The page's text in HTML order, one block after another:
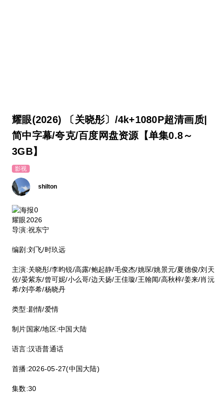
耀眼(2026) 〔关晓彤〕/4k+1080P超清画质|
简中字幕/夸克/百度网盘资源【单集0.8～
3GB】
影视
shilton
耀眼2026
导演:祝东宁
编剧:刘飞/时玖远
主演:关晓彤/李昀锐/高露/鲍起静/毛俊杰/姚琛/姚景元/夏德俊/刘天
佐/晏紫东/曾可妮/小么哥/边天扬/王佳璇/王翰闻/高秋梓/姜来/肖沅
希/刘亭希/杨晓丹
类型:剧情/爱情
制片国家/地区:中国大陆
语言:汉语普通话
首播:2026-05-27(中国大陆)
集数:30